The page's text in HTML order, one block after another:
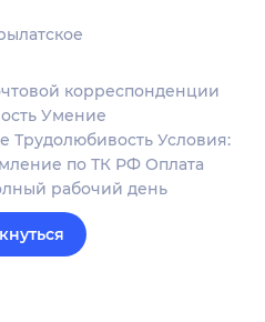
корреспонденции
Умение
Трудолюбивость Условия:
по ТК РФ Оплата
рабочий день